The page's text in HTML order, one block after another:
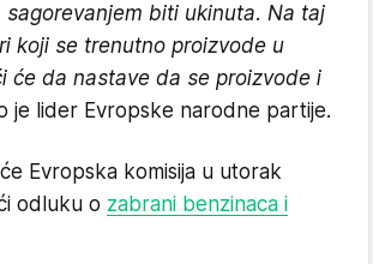
sagorevanjem biti ukinuta. Na taj
koji se trenutno proizvode u
će da nastave da se proizvode i
je lider Evropske narodne partije.
Evropska komisija u utorak
odluku o zabrani benzinaca i